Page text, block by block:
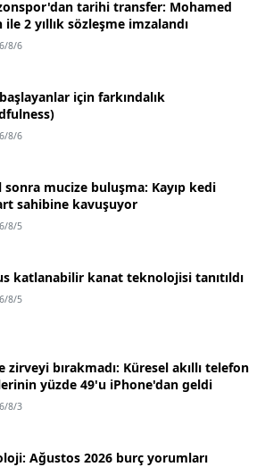
tarihi transfer: Mohamed
ile 2 yıllık sözleşme imzalandı
8/6
için farkındalık
8/6
sonra mucize buluşma: Kayıp kedi
sahibine kavuşuyor
8/5
katlanabilir kanat teknolojisi tanıtıldı
8/5
zirveyi bırakmadı: Küresel akıllı telefon
yüzde 49'u iPhone'dan geldi
8/3
Ağustos 2026 burç yorumları